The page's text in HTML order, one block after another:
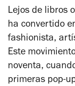
Lejos de libros
ha convertido
fashionista,
Este
noventa,
primeras pop-